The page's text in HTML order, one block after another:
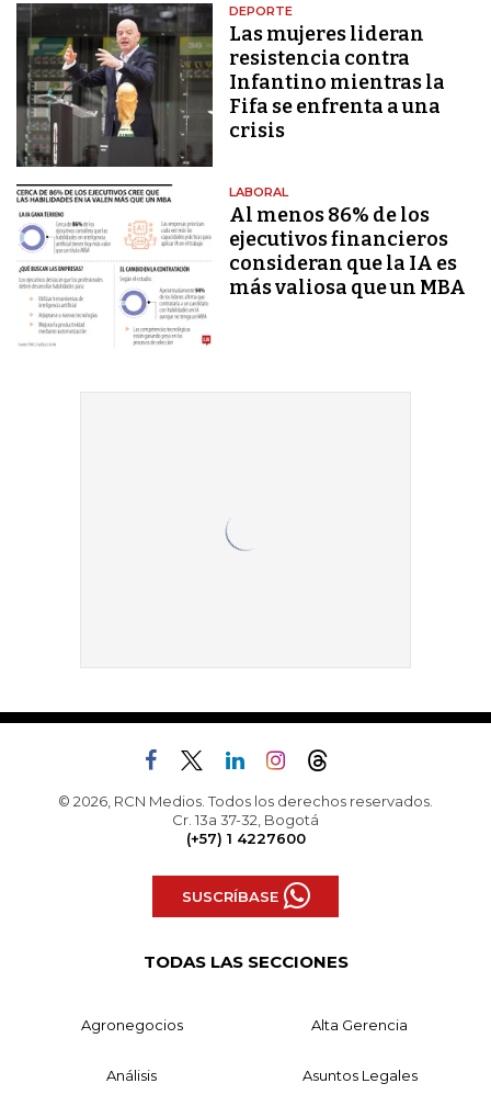
DEPORTE
Las mujeres lideran
resistencia contra
Infantino mientras la
Fifa se enfrenta a una
crisis
LABORAL
Al menos 86% de los
ejecutivos financieros
consideran que la IA es
más valiosa que un MBA
© 2026, RCN Medios. Todos los derechos reservados.
Cr. 13a 37-32, Bogotá
(+57) 1 4227600
SUSCRÍBASE
TODAS LAS SECCIONES
Agronegocios Alta Gerencia
Análisis Asuntos Legales